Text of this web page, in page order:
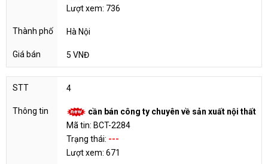
Lượt xem: 736
Hà Nội
5 VNĐ
4
cần bán công ty chuyên về sản xuất nội thất
Mã tin: BCT-2284
Trạng thái: ---
Lượt xem: 671